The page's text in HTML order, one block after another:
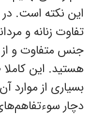
این نکته است.
تفاوت زنانه و
جنس متفاوت و
هستید. این
بسیاری از موارد
دچار